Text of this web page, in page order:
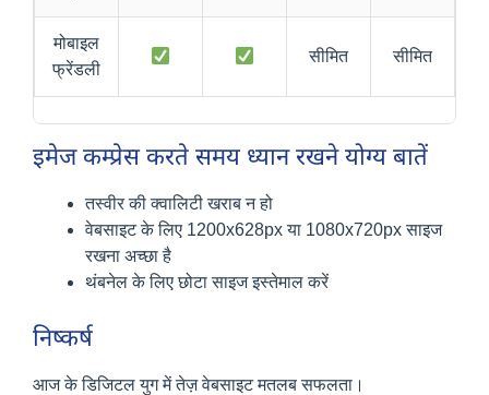
मोबाइल
फ्रेंडली
सीमित सीमित
इमेज कम्प्रेस करते समय ध्यान रखने योग्य बातें
तस्वीर की क्वालिटी खराब न हो
वेबसाइट के लिए 1200x628px या 1080x720px साइज
रखना अच्छा है
थंबनेल के लिए छोटा साइज इस्तेमाल करें
निष्कर्ष
आज के डिजिटल युग में तेज़ वेबसाइट मतलब सफलता।